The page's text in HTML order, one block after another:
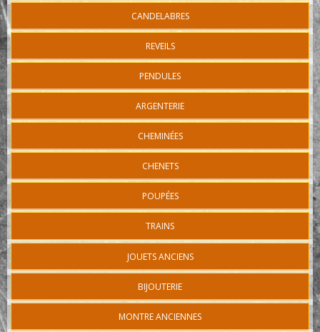
CANDELABRES
REVEILS
PENDULES
ARGENTERIE
CHEMINÉES
CHENETS
POUPÉES
TRAINS
JOUETS ANCIENS
BIJOUTERIE
MONTRE ANCIENNES